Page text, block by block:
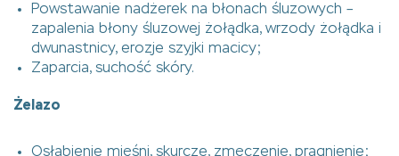
Powstawanie nadżerek na błonach śluzowych –
zapalenia błony śluzowej żołądka, wrzody żołądka i
dwunastnicy, erozje szyjki macicy;
Zaparcia, suchość skóry.
Żelazo
Osłabienie mięśni, skurcze, zmęczenie, pragnienie;